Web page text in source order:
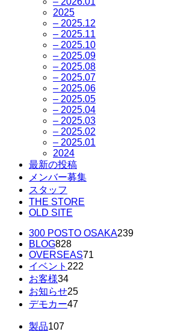
2025
– 2025.12
– 2025.11
– 2025.10
– 2025.09
– 2025.08
– 2025.07
– 2025.06
– 2025.05
– 2025.04
– 2025.03
– 2025.02
– 2025.01
2024
最新の投稿
メンバー募集
スタッフ
THE STORE
OLD SITE
300 POSTO OSAKA239
BLOG828
OVERSEAS71
イベント 222
お客様34
お知らせ25
デモカー47
製品107